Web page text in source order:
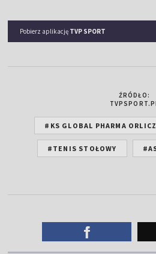
Pobierz aplikację TVP SPORT
ŹRÓDŁO:
#KS GLOBAL PHARMA
#TENIS STOŁOWY